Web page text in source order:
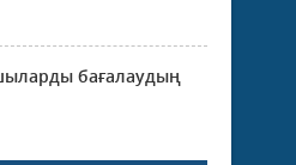
бағалаудың